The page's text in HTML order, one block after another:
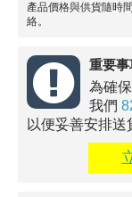
產品價格與供貨隨時
絡。
重要事
為確
我們
以便妥善安排送